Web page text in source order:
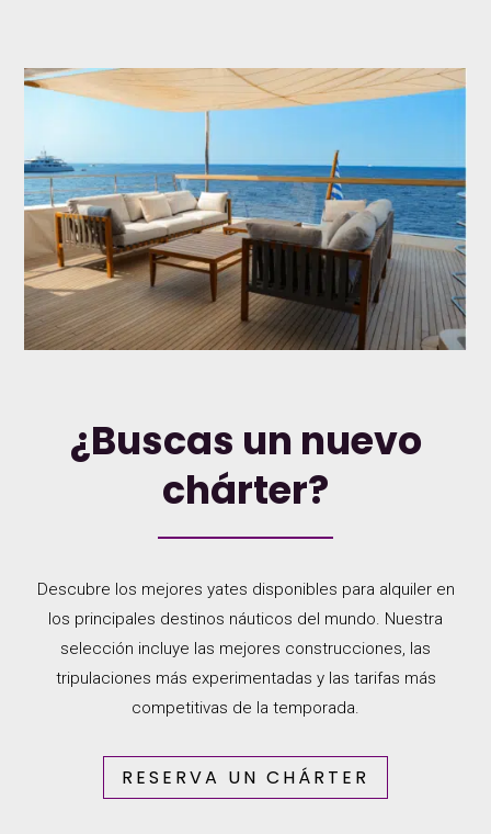
¿Buscas un nuevo
chárter?
Descubre los mejores yates disponibles para alquiler en
los principales destinos náuticos del mundo. Nuestra
selección incluye las mejores construcciones, las
tripulaciones más experimentadas y las tarifas más
competitivas de la temporada.
RESERVA UN CHÁRTER